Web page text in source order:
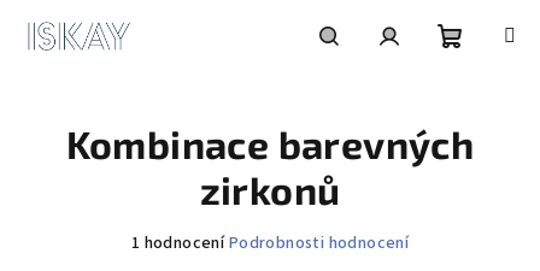
košík
Kombinace barevných
zirkonů
Průměrné
1 hodnoceníPodrobnosti hodnocení